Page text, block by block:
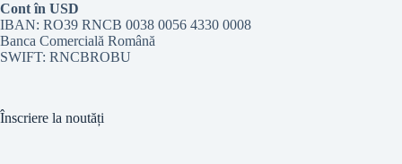
Cont în USD
IBAN: RO39 RNCB 0038 0056 4330 0008
Banca Comercială Română
SWIFT: RNCBROBU
Înscriere la noutăți